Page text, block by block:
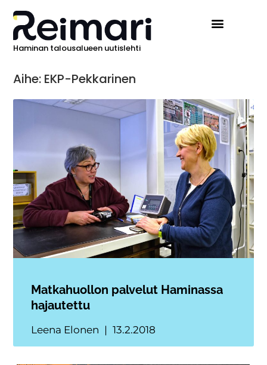
Haminan talousalueen uutislehti
Aihe: EKP-Pekkarinen
Matkahuollon palvelut Haminassa
hajautettu
Leena Elonen 13.2.2018